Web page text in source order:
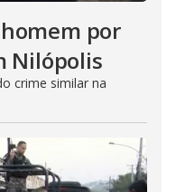
por
Nilópolis
crime similar na